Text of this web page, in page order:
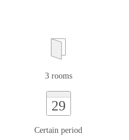
3 rooms
29
Certain period